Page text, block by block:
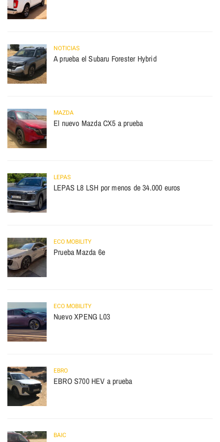
NOTICIAS
A prueba el Subaru Forester Hybrid
MAZDA
El nuevo Mazda CX5 a prueba
LEPAS
LEPAS L8 LSH por menos de 34.000 euros
ECO MOBILITY
Prueba Mazda 6e
ECO MOBILITY
Nuevo XPENG L03
EBRO
EBRO S700 HEV a prueba
BAIC